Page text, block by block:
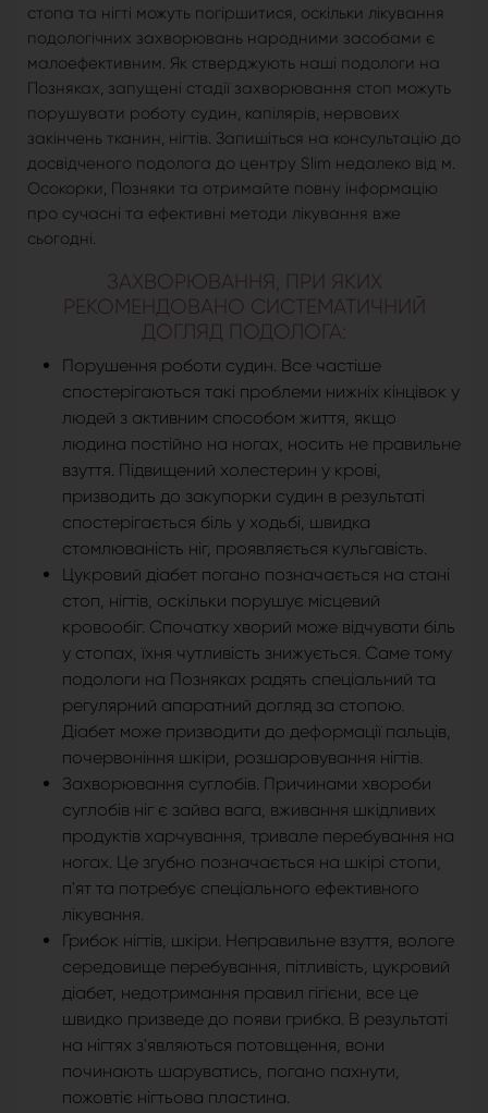
стопа та нігті можуть погіршитися, оскільки лікування
подологічних захворювань народними засобами є
малоефективним. Як стверджують наші подологи на
Позняках, запущені стадії захворювання стоп можуть
порушувати роботу судин, капілярів, нервових
закінчень тканин, нігтів. Запишіться на консультацію до
досвідченого подолога до центру Slim недалеко від м.
Осокорки, Позняки та отримайте повну інформацію
про сучасні та ефективні методи лікування вже
сьогодні.
ЗАХВОРЮВАННЯ, ПРИ ЯКИХ
РЕКОМЕНДОВАНО СИСТЕМАТИЧНИЙ
ДОГЛЯД ПОДОЛОГА:
Порушення роботи судин. Все частіше
спостерігаються такі проблеми нижніх кінцівок у
людей з активним способом життя, якщо
людина постійно на ногах, носить не правильне
взуття. Підвищений холестерин у крові,
призводить до закупорки судин в результаті
спостерігається біль у ходьбі, швидка
стомлюваність ніг, проявляється кульгавість.
Цукровий діабет погано позначається на стані
стоп, нігтів, оскільки порушує місцевий
кровообіг. Спочатку хворий може відчувати біль
у стопах, їхня чутливість знижується. Саме тому
подологи на Позняках радять спеціальний та
регулярний апаратний догляд за стопою.
Діабет може призводити до деформації пальців,
почервоніння шкіри, розшаровування нігтів.
Захворювання суглобів. Причинами хвороби
суглобів ніг є зайва вага, вживання шкідливих
продуктів харчування, тривале перебування на
ногах. Це згубно позначається на шкірі стопи,
п'ят та потребує спеціального ефективного
лікування.
Грибок нігтів, шкіри. Неправильне взуття, вологе
середовище перебування, пітливість, цукровий
діабет, недотримання правил гігієни, все це
швидко призведе до появи грибка. В результаті
на нігтях з'являються потовщення, вони
починають шаруватись, погано пахнути,
пожовтіє нігтьова пластина.